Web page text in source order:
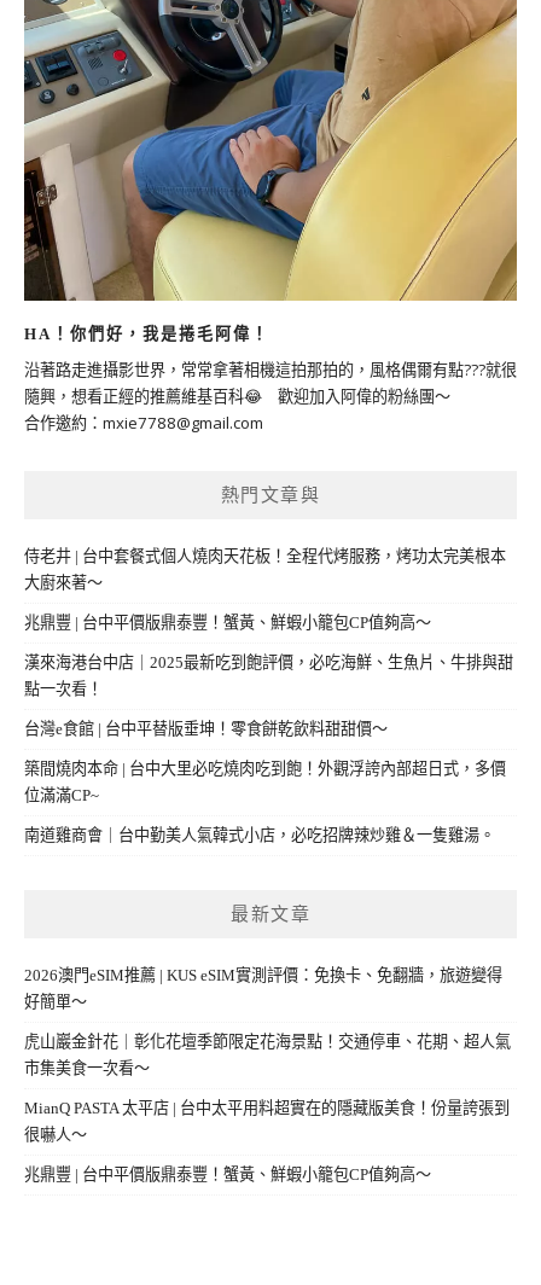
HA！你們好，我是捲毛阿偉！
沿著路走進攝影世界，常常拿著相機這拍那拍的，風格偶爾有點???就很
隨興，想看正經的推薦維基百科😂 歡迎加入阿偉的粉絲團～
合作邀約： mxie7788@gmail.com
熱門文章與
侍老井 | 台中套餐式個人燒肉天花板！全程代烤服務，烤功太完美根本
大廚來著～
兆鼎豐 | 台中平價版鼎泰豐！蟹黃、鮮蝦小籠包CP值夠高～
漢來海港台中店｜2025最新吃到飽評價，必吃海鮮、生魚片、牛排與甜
點一次看！
台灣e食館 | 台中平替版垂坤！零食餅乾飲料甜甜價～
築間燒肉本命 | 台中大里必吃燒肉吃到飽！外觀浮誇內部超日式，多價
位滿滿CP~
南道雞商會｜台中勤美人氣韓式小店，必吃招牌辣炒雞＆一隻雞湯。
最新文章
2026澳門eSIM推薦 | KUS eSIM實測評價：免換卡、免翻牆，旅遊變得
好簡單～
虎山巖金針花｜彰化花壇季節限定花海景點！交通停車、花期、超人氣
市集美食一次看～
MianQ PASTA 太平店 | 台中太平用料超實在的隱藏版美食！份量誇張到
很嚇人～
兆鼎豐 | 台中平價版鼎泰豐！蟹黃、鮮蝦小籠包CP值夠高～